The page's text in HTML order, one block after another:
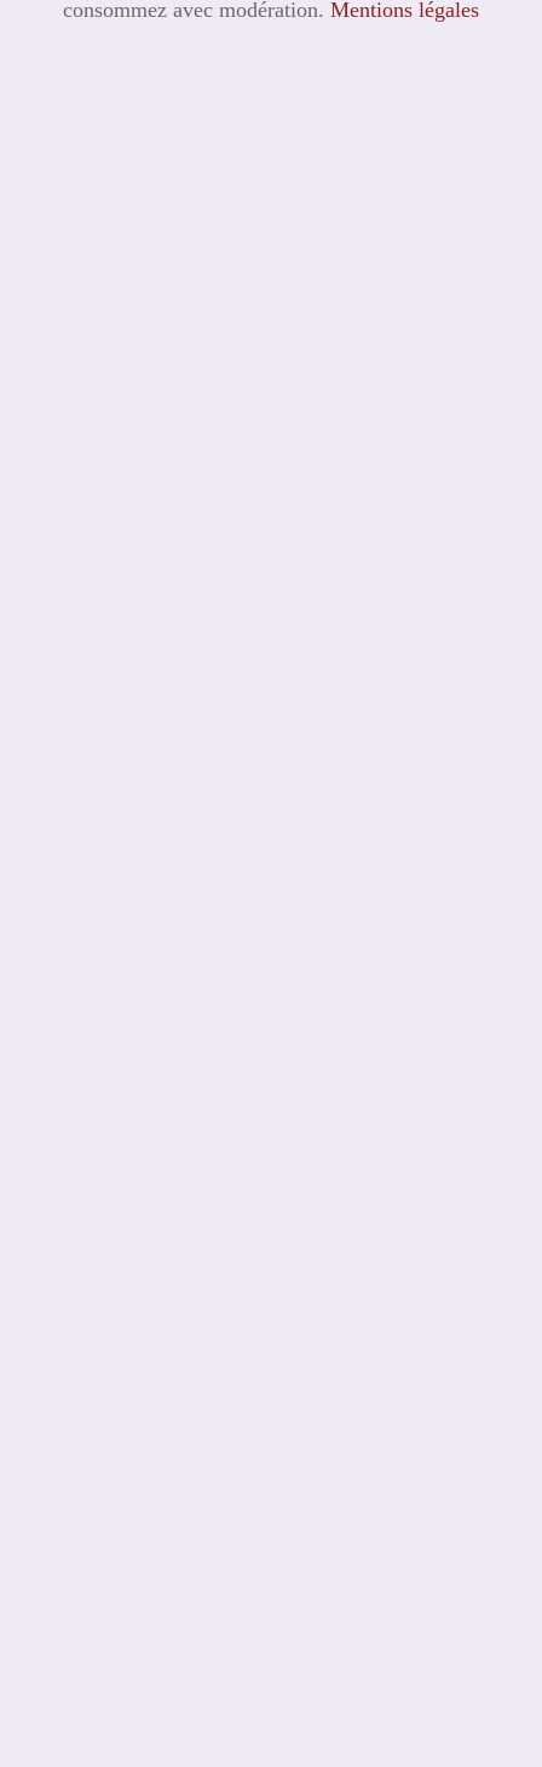
consommez avec modération. Mentions légales